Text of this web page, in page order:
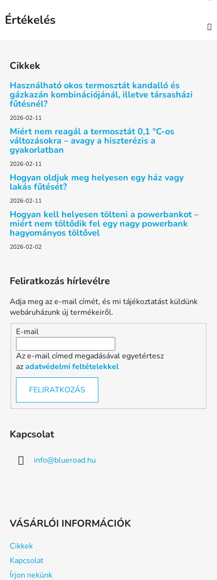
Értékelés
Cikkek
Használható okos termosztát kandalló és
gázkazán kombinációjánál, illetve társasházi
fűtésnél?
2026-02-11
Miért nem reagál a termosztát 0,1 °C-os
változásokra – avagy a hiszterézis a
gyakorlatban
2026-02-11
Hogyan oldjuk meg helyesen egy ház vagy
lakás fűtését?
2026-02-11
Hogyan kell helyesen tölteni a powerbankot –
miért nem töltődik fel egy nagy powerbank
hagyományos töltővel
2026-02-02
Feliratkozás hírlevélre
Adja meg az e-mail címét, és mi tájékoztatást küldünk
webáruházunk új termékeiről.
E-mail
Az e-mail címed megadásával egyetértesz
azadatvédelmi feltételekkel
FELIRATKOZÁS
Kapcsolat
info@blueroad.hu
VÁSÁRLÓI INFORMÁCIÓK
Cikkek
Kapcsolat
Írjon nekünk